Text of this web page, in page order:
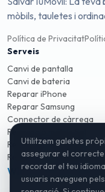
mòbils, tauletes i
Política de Privacitat
Serveis
Canvi de pantalla
Canvi de bateria
Reparar iPhone
Reparar Samsung
Connector de càrrega
Reparació mòbils Salt
Reparació mòbils Girona
Reparació ordinadors
WhatsApp Instagram
Utilitzem galetes
assegurar el
recordar el teu
usuaris naveguen